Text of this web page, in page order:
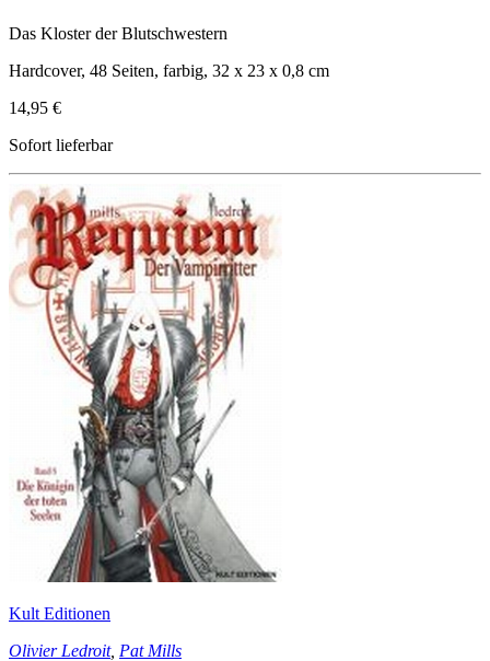
Das Kloster der Blutschwestern
Hardcover, 48 Seiten, farbig, 32 x 23 x 0,8 cm
14,95 €
Sofort lieferbar
Kult Editionen
Olivier Ledroit, Pat Mills